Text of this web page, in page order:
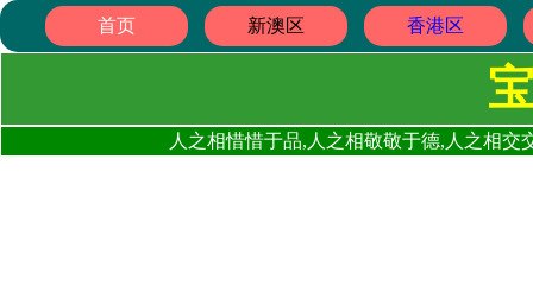
首页 新澳区 香港区
人之相惜惜于品,人之相敬敬于德,人之相